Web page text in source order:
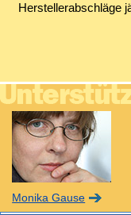
Herstellerabschläge
Monika Gause